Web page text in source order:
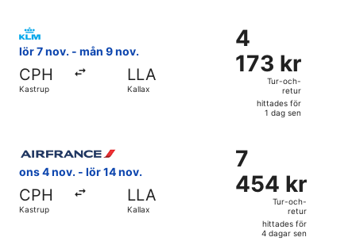
dag
sen
lör 7 nov. - mån 9 nov.
CPH
Kastrup
LLA
Kallax
4
173 kr
Tur-
retur,
hittades
dag
sen
4
173 kr
Tur-och-
retur
hittades för
1 dag sen
Välj flyg med KLM, med avresa lör 7 nov. från Kastrup
ons 4 nov. - lör 14 nov.
CPH
Kastrup
LLA
Kallax
7
454 kr
Tur-
retur,
hittades
7
454 kr
Tur-och-
retur
hittades för
4 dagar sen